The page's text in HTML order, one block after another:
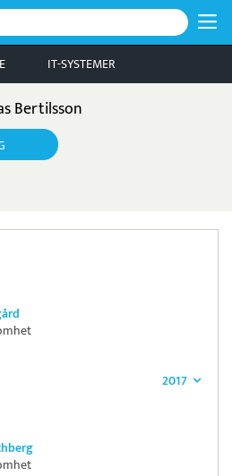
IT-SYSTEMER
Bertilsson
2017